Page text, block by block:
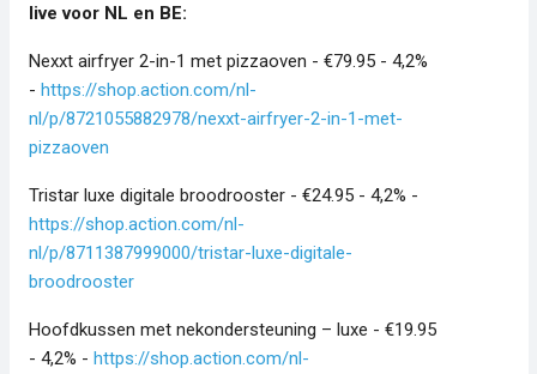
live voor NL en BE:
Nexxt airfryer 2-in-1 met pizzaoven - €79.95 - 4,2%
- https://shop.action.com/nl-
nl/p/8721055882978/nexxt-airfryer-2-in-1-met-
pizzaoven
Tristar luxe digitale broodrooster - €24.95 - 4,2% -
https://shop.action.com/nl-
nl/p/8711387999000/tristar-luxe-digitale-
broodrooster
Hoofdkussen met nekondersteuning – luxe - €19.95
- 4,2% - https://shop.action.com/nl-